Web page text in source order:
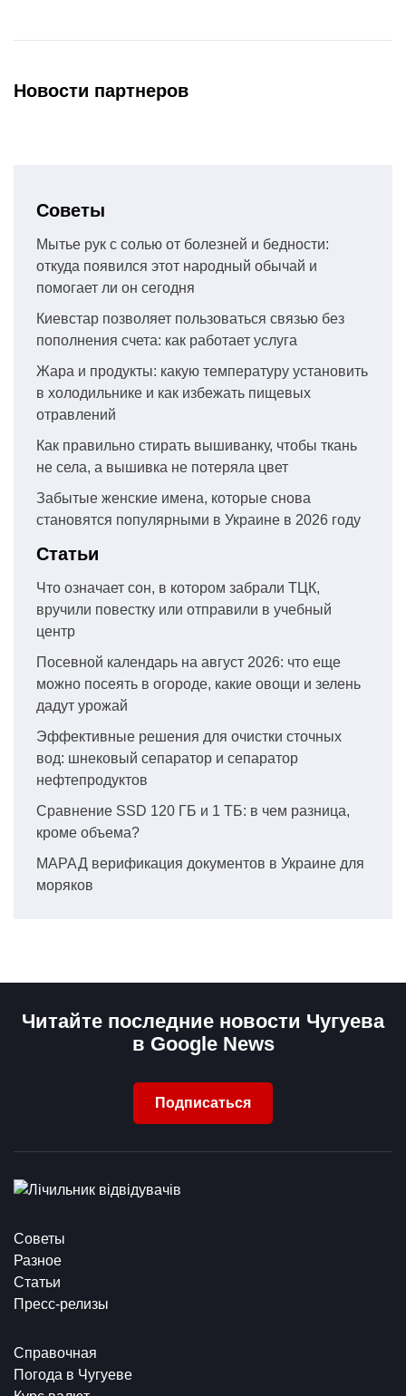
Новости партнеров
Советы
Мытье рук с солью от болезней и бедности:
откуда появился этот народный обычай и
помогает ли он сегодня
Киевстар позволяет пользоваться связью без
пополнения счета: как работает услуга
Жара и продукты: какую температуру установить
в холодильнике и как избежать пищевых
отравлений
Как правильно стирать вышиванку, чтобы ткань
не села, а вышивка не потеряла цвет
Забытые женские имена, которые снова
становятся популярными в Украине в 2026 году
Статьи
Что означает сон, в котором забрали ТЦК,
вручили повестку или отправили в учебный
центр
Посевной календарь на август 2026: что еще
можно посеять в огороде, какие овощи и зелень
дадут урожай
Эффективные решения для очистки сточных
вод: шнековый сепаратор и сепаратор
нефтепродуктов
Сравнение SSD 120 ГБ и 1 ТБ: в чем разница,
кроме объема?
МАРАД верификация документов в Украине для
моряков
Читайте последние новости Чугуева
в Google News
Подписаться
Советы
Разное
Статьи
Пресс-релизы
Справочная
Погода в Чугуеве